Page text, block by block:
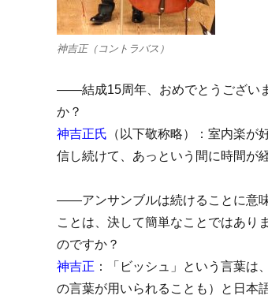
神吉正（コントラバス）
――結成15周年、おめでとうござい
か？
神吉正氏 （以下敬称略）：室内楽
信し続けて、あっという間に時間が
――アンサンブルは続けることに意
ことは、決して簡単なことではあり
のですか？
神吉正 ：「ビッシュ」という言葉
の言葉が用いられることも）と日本